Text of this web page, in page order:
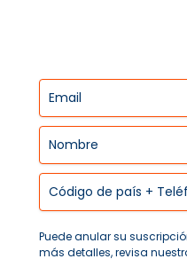
Puede anular su
más detalles, revisa